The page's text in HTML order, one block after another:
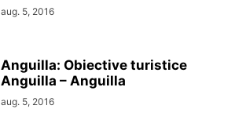
aug. 5, 2016
Anguilla: Obiective turistice
Anguilla – Anguilla
aug. 5, 2016